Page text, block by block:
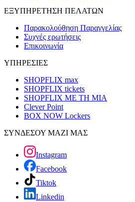
ΕΞΥΠΗΡΕΤΗΣΗ ΠΕΛΑΤΩΝ
Παρακολούθηση Παραγγελίας
Συχνές ερωτήσεις
Επικοινωνία
ΥΠΗΡΕΣΙΕΣ
SHOPFLIX max
SHOPFLIX tickets
SHOPFLIX ΜΕ ΤΗ ΜΙΑ
Clever Point
BOX NOW Lockers
ΣΥΝΔΕΣΟΥ ΜΑΖΙ ΜΑΣ
Instagram
Facebook
Tiktok
Linkedin